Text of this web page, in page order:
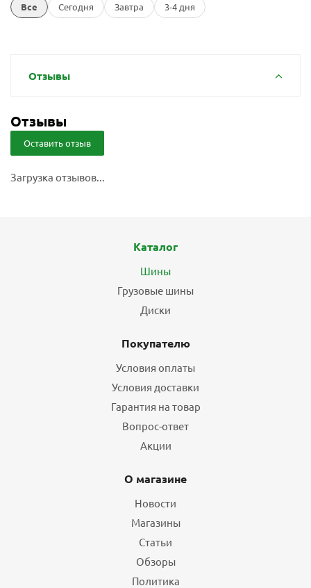
Все
Сегодня Завтра 3-4 дня
Отзывы
Отзывы
Оставить отзыв
Загрузка отзывов...
Каталог
Шины
Грузовые шины
Диски
Покупателю
Условия оплаты
Условия доставки
Гарантия на товар
Вопрос-ответ
Акции
О магазине
Новости
Магазины
Статьи
Обзоры
Политика